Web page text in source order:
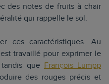
des notes de fruits à chair
qui rappelle le sol.
ces caractéristiques. Au
travaillé pour exprimer le
que François Lumpp
des rouges précis et